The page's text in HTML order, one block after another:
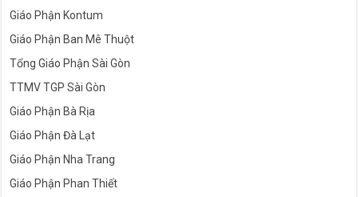
Giáo Phận Kontum
Giáo Phận Ban Mê Thuột
Tổng Giáo Phận Sài Gòn
TTMV TGP Sài Gòn
Giáo Phận Bà Rịa
Giáo Phận Đà Lạt
Giáo Phận Nha Trang
Giáo Phận Phan Thiết